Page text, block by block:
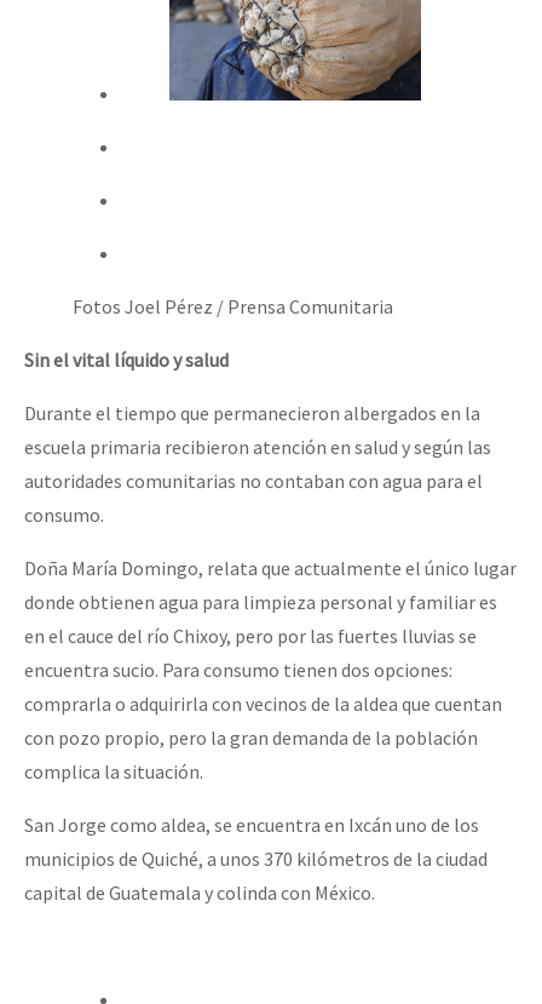
Fotos Joel Pérez / Prensa Comunitaria
Sin el vital líquido y salud
Durante el tiempo que permanecieron albergados en la
escuela primaria recibieron atención en salud y según las
autoridades comunitarias no contaban con agua para el
consumo.
Doña María Domingo, relata que actualmente el único lugar
donde obtienen agua para limpieza personal y familiar es
en el cauce del río Chixoy, pero por las fuertes lluvias se
encuentra sucio. Para consumo tienen dos opciones:
comprarla o adquirirla con vecinos de la aldea que cuentan
con pozo propio, pero la gran demanda de la población
complica la situación.
San Jorge como aldea, se encuentra en Ixcán uno de los
municipios de Quiché, a unos 370 kilómetros de la ciudad
capital de Guatemala y colinda con México.